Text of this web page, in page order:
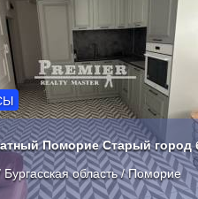
Бургасская область / Поморие